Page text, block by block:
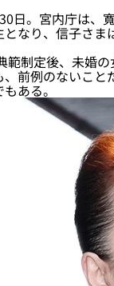
日。宮内庁は、
なり、信子さま
制定後、未婚
前例のないこ
ある。